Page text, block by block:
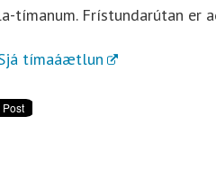
tímanum. Frístundarútan er
tímaáætlun